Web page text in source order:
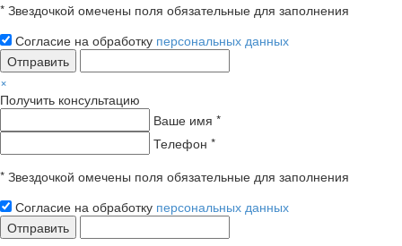
* Звездочкой омечены поля обязательные для заполнения
Согласие на обработку персональных данных
Отправить
×
Получить консультацию
Ваше имя *
Телефон *
* Звездочкой омечены поля обязательные для заполнения
Согласие на обработку персональных данных
Отправить